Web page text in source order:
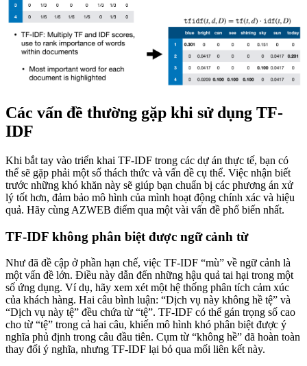
Các vấn đề thường gặp khi sử dụng TF-
IDF
Khi bắt tay vào triển khai TF-IDF trong các dự án thực tế, bạn có
thể sẽ gặp phải một số thách thức và vấn đề cụ thể. Việc nhận biết
trước những khó khăn này sẽ giúp bạn chuẩn bị các phương án xử
lý tốt hơn, đảm bảo mô hình của mình hoạt động chính xác và hiệu
quả. Hãy cùng AZWEB điểm qua một vài vấn đề phổ biến nhất.
TF-IDF không phân biệt được ngữ cảnh từ
Như đã đề cập ở phần hạn chế, việc TF-IDF “mù” về ngữ cảnh là
một vấn đề lớn. Điều này dẫn đến những hậu quả tai hại trong một
số ứng dụng. Ví dụ, hãy xem xét một hệ thống phân tích cảm xúc
của khách hàng. Hai câu bình luận: “Dịch vụ này không hề tệ” và
“Dịch vụ này tệ” đều chứa từ “tệ”. TF-IDF có thể gán trọng số cao
cho từ “tệ” trong cả hai câu, khiến mô hình khó phân biệt được ý
nghĩa phủ định trong câu đầu tiên. Cụm từ “không hề” đã hoàn toàn
thay đổi ý nghĩa, nhưng TF-IDF lại bỏ qua mối liên kết này.